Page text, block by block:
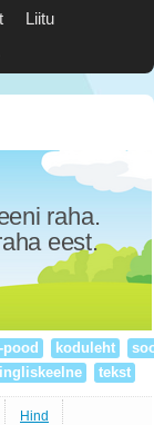
Liitu
raha.
eest.
pood koduleht
ingliskeelne tekst
Hind